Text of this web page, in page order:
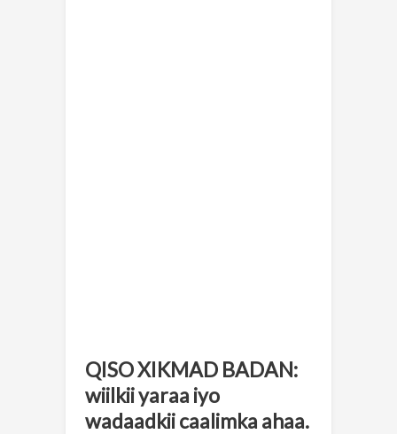
QISO XIKMAD BADAN:
wiilkii yaraa iyo
wadaadkii caalimka ahaa.